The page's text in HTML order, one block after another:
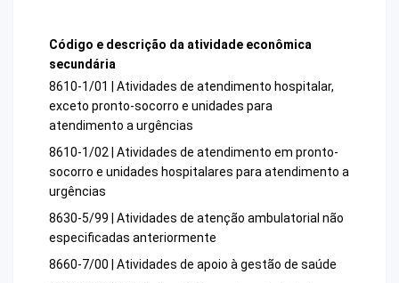
Código e descrição da atividade econômica
secundária
8610-1/01 | Atividades de atendimento hospitalar,
exceto pronto-socorro e unidades para
atendimento a urgências
8610-1/02 | Atividades de atendimento em pronto-
socorro e unidades hospitalares para atendimento a
urgências
8630-5/99 | Atividades de atenção ambulatorial não
especificadas anteriormente
8660-7/00 | Atividades de apoio à gestão de saúde